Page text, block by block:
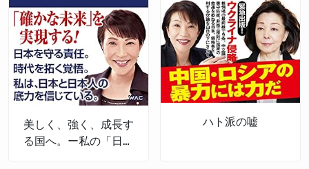
美しく、強く、成長す
る国へ。ー私の「日本
ハト派の嘘